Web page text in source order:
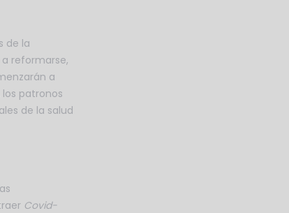
de la
reformarse,
a
patronos
de la salud
Covid-